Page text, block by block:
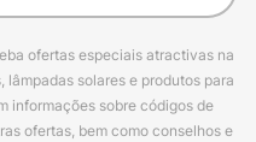
ofertas especiais atractivas na
solares e produtos para
informações sobre códigos de
ofertas, bem como conselhos e